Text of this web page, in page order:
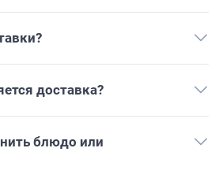
доставка?
блюдо или